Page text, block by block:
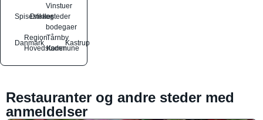
Spisesteder
Drikkesteder
Vinstuer
og
bodegaer
Danmark
Region
Hovedstaden
Tårnby
Kommune
Kastrup
Restauranter og andre steder med
anmeldelser